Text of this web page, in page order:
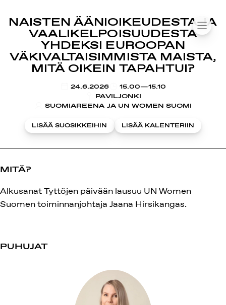
Siirry
sisältöön
SUOMIAREENA
NAISTEN ÄÄNIOIKEUDESTA JA
VAALIKELPOISUUDESTA
YHDEKSI EUROOPAN
VÄKIVALTAISIMMISTA MAISTA,
MITÄ OIKEIN TAPAHTUI?
24.6.2026
KLO
15.00—15.10
PAVILJONKI
SUOMIAREENA JA UN WOMEN SUOMI
LISÄÄ SUOSIKKEIHIN LISÄÄ KALENTERIIN
MITÄ?
Alkusanat Tyttöjen päivään lausuu UN Women
Suomen toiminnanjohtaja Jaana Hirsikangas.
PUHUJAT